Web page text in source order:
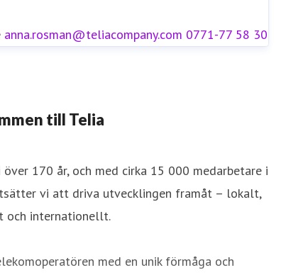
anna.rosman@teliacompany.com 0771-77 58 30
till Telia
170 år, och med cirka 15 000 medarbetare i
vi att driva utvecklingen framåt – lokalt,
och internationellt.
med en unik förmåga och